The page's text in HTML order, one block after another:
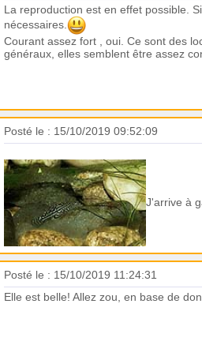
La reproduction est en effet possible.
nécessaires.
Courant assez fort , oui. Ce sont des
généraux, elles semblent être assez
Posté le : 15/10/2019 09:52:09
J'arrive à
Posté le : 15/10/2019 11:24:31
Elle est belle! Allez zou, en base de